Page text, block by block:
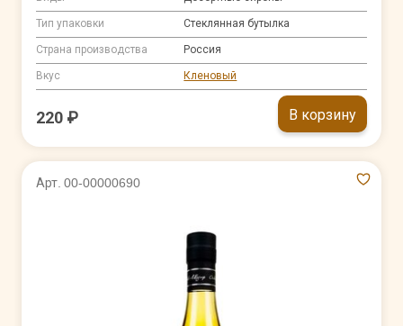
Тип упаковки Стеклянная бутылка
Страна производства Россия
Вкус Кленовый
220 ₽ В корзину
Арт. 00-00000690